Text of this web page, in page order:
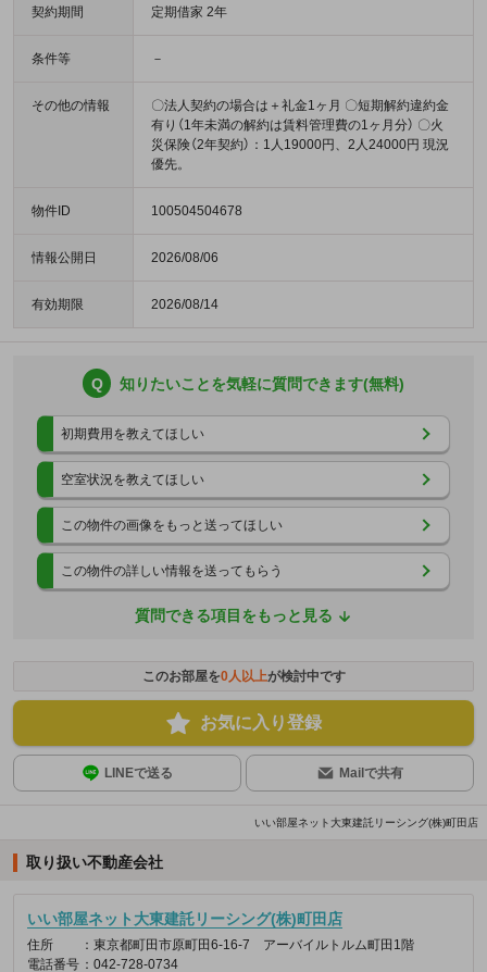
契約期間 定期借家 2年
条件等 －
その他の情報
〇法人契約の場合は＋礼金1ヶ月 〇短期解約違約金
有り（1年未満の解約は賃料管理費の1ヶ月分） 〇火
災保険（2年契約）：1人19000円、2人24000円 現況
優先。
物件ID 100504504678
情報公開日 2026/08/06
有効期限 2026/08/14
Q 知りたいことを気軽に質問できます(無料)
初期費用を教えてほしい
空室状況を教えてほしい
この物件の画像をもっと送ってほしい
この物件の詳しい情報を送ってもらう
質問できる項目をもっと見る
このお部屋を0人以上が検討中です
お気に入り登録
LINEで送る Mailで共有
いい部屋ネット大東建託リーシング(株)町田店
取り扱い不動産会社
いい部屋ネット大東建託リーシング(株)町田店
住所
：東京都町田市原町田6-16-7 アーバイルトルム町田1階
電話番号 ：042-728-0734